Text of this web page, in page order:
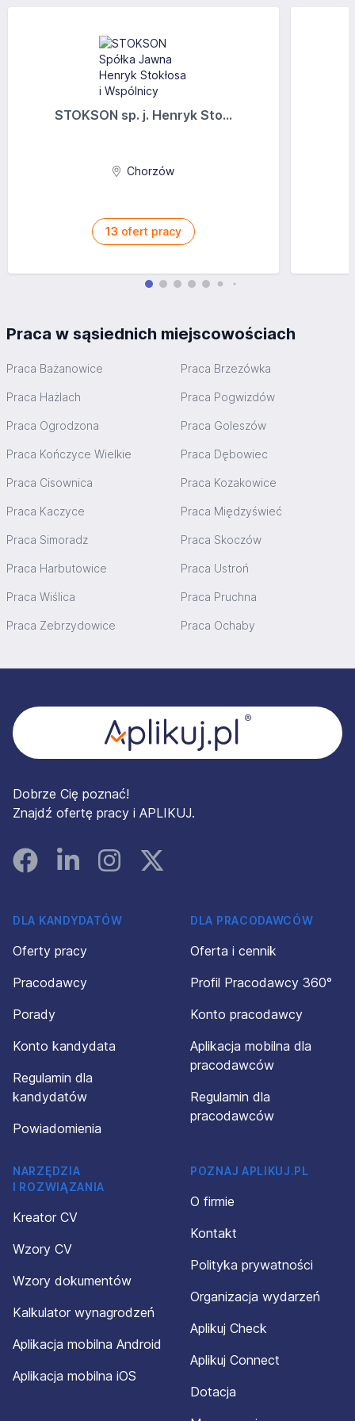
STOKSON sp. j. Henryk Sto...
Chorzów
13 ofert pracy
Praca w sąsiednich miejscowościach
Praca Bażanowice Praca Brzezówka
Praca Hażlach Praca Pogwizdów
Praca Ogrodzona Praca Goleszów
Praca Kończyce Wielkie Praca Dębowiec
Praca Cisownica Praca Kozakowice
Praca Kaczyce Praca Międzyświeć
Praca Simoradz Praca Skoczów
Praca Harbutowice Praca Ustroń
Praca Wiślica Praca Pruchna
Praca Zebrzydowice Praca Ochaby
Dobrze Cię poznać!
Znajdź ofertę pracy i APLIKUJ.
FacebookLinked InInstagramInstagram
DLA KANDYDATÓW
Oferty pracy
Pracodawcy
Porady
Konto kandydata
Regulamin dla
kandydatów
Powiadomienia
DLA PRACODAWCÓW
Oferta i cennik
Profil Pracodawcy 360°
Konto pracodawcy
Aplikacja mobilna dla
pracodawców
Regulamin dla
pracodawców
NARZĘDZIA
I ROZWIĄZANIA
Kreator CV
Wzory CV
Wzory dokumentów
Kalkulator wynagrodzeń
Aplikacja mobilna Android
Aplikacja mobilna iOS
POZNAJ APLIKUJ.PL
O firmie
Kontakt
Polityka prywatności
Organizacja wydarzeń
Aplikuj Check
Aplikuj Connect
Dotacja